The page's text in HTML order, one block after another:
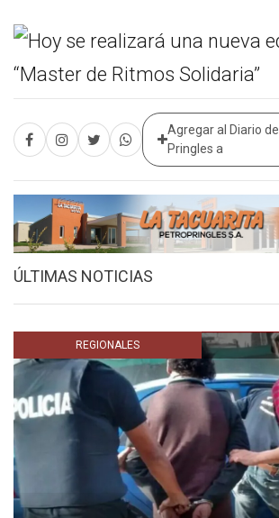
Agregar al Diario de
Pringles a
ÚLTIMAS NOTICIAS
REGIONALES